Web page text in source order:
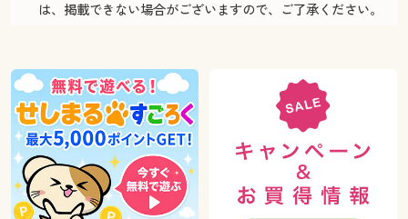
は、掲載できない場合がございますので、ご了承ください。